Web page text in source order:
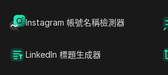
Instagram 帳號名稱檢測器
LinkedIn 標題生成器
解這些實用且有效的選擇，讓您在